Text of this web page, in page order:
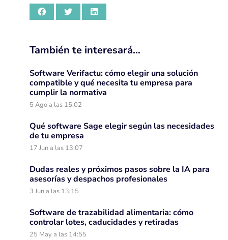
También te interesará…
Software Verifactu: cómo elegir una solución
compatible y qué necesita tu empresa para
cumplir la normativa
5 Ago a las 15:02
Qué software Sage elegir según las necesidades
de tu empresa
17 Jun a las 13:07
Dudas reales y próximos pasos sobre la IA para
asesorías y despachos profesionales
3 Jun a las 13:15
Software de trazabilidad alimentaria: cómo
controlar lotes, caducidades y retiradas
25 May a las 14:55